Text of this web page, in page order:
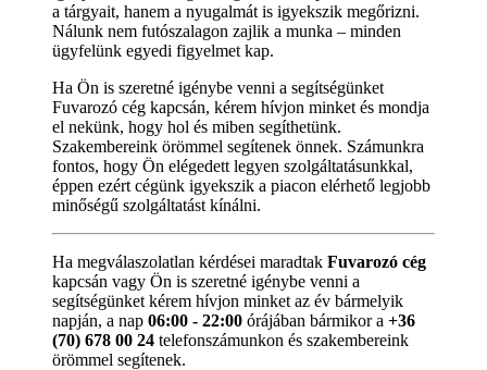
a tárgyait, hanem a nyugalmát is igyekszik megőrizni.
Nálunk nem futószalagon zajlik a munka – minden
ügyfelünk egyedi figyelmet kap.
Ha Ön is szeretné igénybe venni a segítségünket
Fuvarozó cég kapcsán, kérem hívjon minket és mondja
el nekünk, hogy hol és miben segíthetünk.
Szakembereink örömmel segítenek önnek. Számunkra
fontos, hogy Ön elégedett legyen szolgáltatásunkkal,
éppen ezért cégünk igyekszik a piacon elérhető legjobb
minőségű szolgáltatást kínálni.
Ha megválaszolatlan kérdései maradtak Fuvarozó cég
kapcsán vagy Ön is szeretné igénybe venni a
segítségünket kérem hívjon minket az év bármelyik
napján, a nap 06:00 - 22:00 órájában bármikor a +36
(70) 678 00 24 telefonszámunkon és szakembereink
örömmel segítenek.